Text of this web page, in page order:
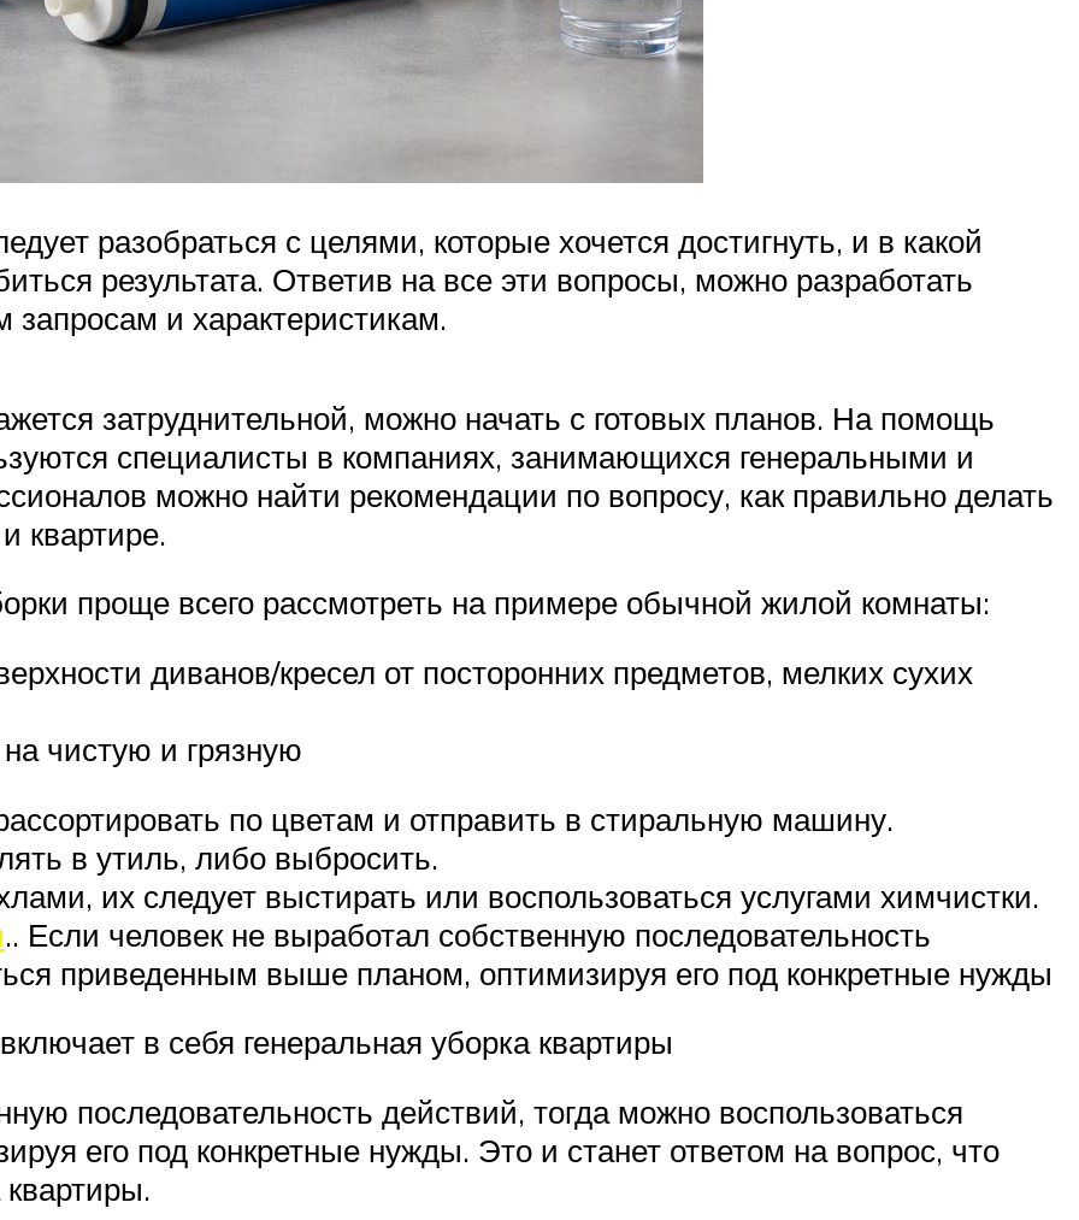
разобраться с целями, которые хочется достигнуть, и в какой
результата. Ответив на все эти вопросы, можно разработать
и характеристикам.
затруднительной, можно начать с готовых планов. На помощь
специалисты в компаниях, занимающихся генеральными и
можно найти рекомендации по вопросу, как правильно делать
квартире.
проще всего рассмотреть на примере обычной жилой комнаты:
диванов/кресел от посторонних предметов, мелких сухих
чистую и грязную
по цветам и отправить в стиральную машину.
в утиль, либо выбросить.
их следует выстирать или воспользоваться услугами химчистки.
.. Если человек не выработал собственную последовательность
приведенным выше планом, оптимизируя его под конкретные нужды
в себя генеральная уборка квартиры
последовательность действий, тогда можно воспользоваться
его под конкретные нужды. Это и станет ответом на вопрос, что